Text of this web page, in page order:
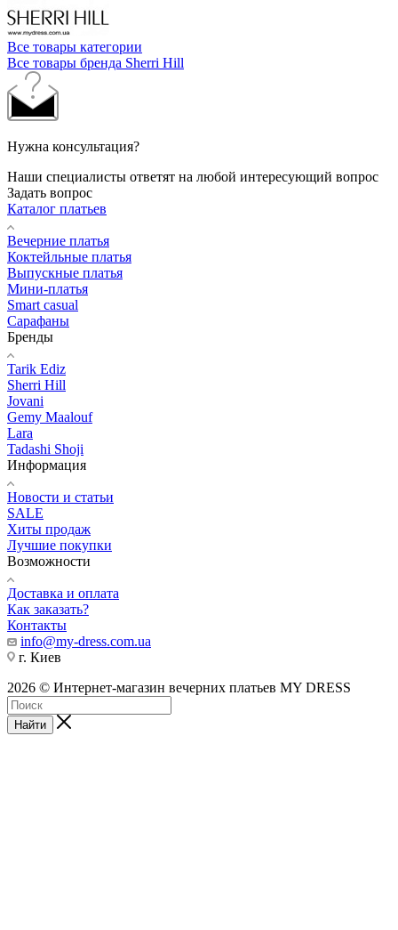
Все товары категории
Все товары бренда Sherri Hill
Нужна консультация?
Наши специалисты ответят на любой интересующий вопрос
Задать вопрос
Каталог платьев
Вечерние платья
Коктейльные платья
Выпускные платья
Мини-платья
Smart casual
Сарафаны
Бренды
Tarik Ediz
Sherri Hill
Jovani
Gemy Maalouf
Lara
Tadashi Shoji
Информация
Новости и статьи
SALE
Хиты продаж
Лучшие покупки
Возможности
Доставка и оплата
Как заказать?
Контакты
info@my-dress.com.ua
г. Киев
2026 © Интернет-магазин вечерних платьев MY DRESS
Найти